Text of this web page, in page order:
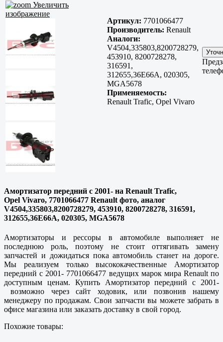
Увеличить
изображение
Артикул: 7701066477
Производитель: Renault
Аналоги:
V4504,335803,8200728279,
453910, 8200728278,
316591,
312655,36E66A, 020305,
MGA5678
Применяемость:
Renault Trafic, Opel Vivaro
Амортизатор передний с 2001- на Renault Trafic,
Opel Vivaro, 7701066477 Renault фото, аналог
V4504,335803,8200728279, 453910, 8200728278, 316591,
312655,36E66A, 020305, MGA5678
Амортизаторы и рессоры в автомобиле выполняет не
последнюю роль, поэтому не стоит оттягивать замену
запчастей и дожидаться пока автомобиль станет на дороге.
Мы реализуем только высококачественные Амортизатор
передний с 2001- 7701066477 ведущих марок мира Renault по
доступным ценам. Купить Амортизатор передний с 2001-
возможно через сайт ходовик, или позвонив нашему
менеджеру по продажам. Свои запчасти вы можете забрать в
офисе магазина или заказать доставку в свой город.
Похожие товары: